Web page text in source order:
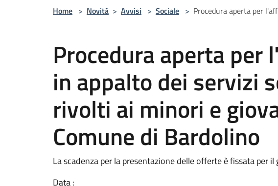
Home > Novità > Avvisi > Sociale > Procedura aperta per
Procedura aperta
in appalto dei servizi
rivolti ai minori e
Comune di Bardolino
La scadenza per la presentazione delle offerte è fissata per
Data :